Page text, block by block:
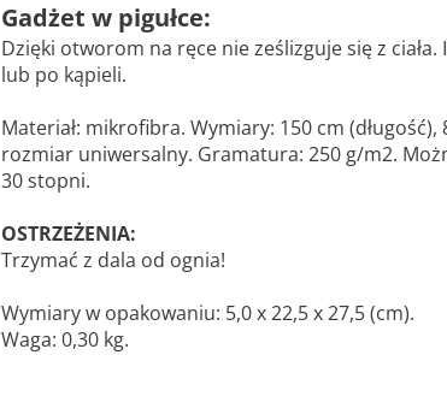
Gadżet w pigułce:
Dzięki otworom na ręce nie ześlizguje się z
lub po kąpieli.
Materiał: mikrofibra. Wymiary: 150 cm (długość),
rozmiar uniwersalny. Gramatura: 250 g/m2.
30 stopni.
OSTRZEŻENIA:
Trzymać z dala od ognia!
Wymiary w opakowaniu: 5,0 x 22,5 x 27,5 (cm).
Waga: 0,30 kg.